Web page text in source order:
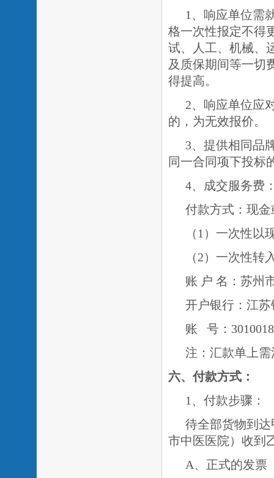
1、响应单位需
格一次性报定不得
试、人工、机械、
及质保期间等一切
得提高。
2、响应单位应
的，为无效报价。
3、提供相同品
同一合同项下投标
4、成交服务费
付款方式：现金
（ 1）一次性以
（2）一次性转
账 户 名：苏州
开户银行：江
账
号：
注：汇款单上
六、付款方式：
1、付款步骤：
待全部货物到
市中医医院）收到
A、正式的发票